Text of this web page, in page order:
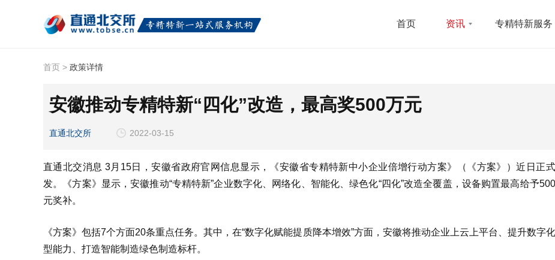
首页 资讯 专精特新服务
首页 > 政策详情
安徽推动专精特新“四化”改造，最高奖500万元
直通北交所 2022-03-15
直通北交消息 3月15日，安徽省政府官网信息显示，《安徽省专精特新中小企业倍增行动方案》（《方案》）近日正
发。《方案》显示，安徽推动“专精特新”企业数字化、网络化、智能化、绿色化“四化”改造全覆盖，设备购置最高给予
元奖补。
《方案》包括7个方面20条重点任务。其中，在“数字化赋能提质降本增效”方面，安徽将推动企业上云上平台、提升数字
型能力、打造智能制造绿色制造标杆。